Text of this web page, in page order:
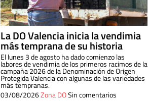
La DO Valencia inicia la vendimia
más temprana de su historia
El lunes 3 de agosto ha dado comienzo las
labores de vendimia de los primeros racimos de la
campaña 2026 de la Denominación de Origen
Protegida Valencia con algunas de las variedades
más tempranas.
03/08/2026Zona DOSin comentarios